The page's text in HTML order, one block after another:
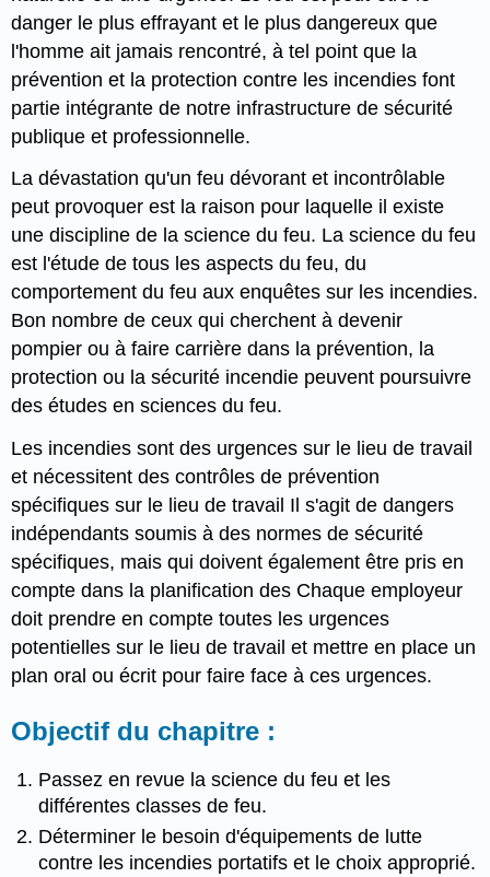
danger le plus effrayant et le plus dangereux que
l'homme ait jamais rencontré, à tel point que la
prévention et la protection contre les incendies font
partie intégrante de notre infrastructure de sécurité
publique et professionnelle.
La dévastation qu'un feu dévorant et incontrôlable
peut provoquer est la raison pour laquelle il existe
une discipline de la science du feu. La science du feu
est l'étude de tous les aspects du feu, du
comportement du feu aux enquêtes sur les incendies.
Bon nombre de ceux qui cherchent à devenir
pompier ou à faire carrière dans la prévention, la
protection ou la sécurité incendie peuvent poursuivre
des études en sciences du feu.
Les incendies sont des urgences sur le lieu de travail
et nécessitent des contrôles de prévention
spécifiques sur le lieu de travail Il s'agit de dangers
indépendants soumis à des normes de sécurité
spécifiques, mais qui doivent également être pris en
compte dans la planification des Chaque employeur
doit prendre en compte toutes les urgences
potentielles sur le lieu de travail et mettre en place un
plan oral ou écrit pour faire face à ces urgences.
Objectif du chapitre :
Passez en revue la science du feu et les
différentes classes de feu.
Déterminer le besoin d'équipements de lutte
contre les incendies portatifs et le choix approprié.